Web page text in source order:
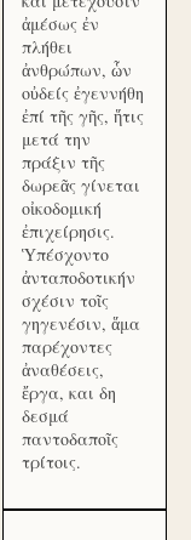
ἀμέσως ἐν
πλήθει
ἀνθρώπων, ὧν
οὐδείς ἐγεννήθη
ἐπί τῆς γῆς, ἥτις
μετά την
πράξιν τῆς
δωρεᾶς γίνεται
οἰκοδομική
ἐπιχείρησις.
Ὑπέσχοντο
ἀνταποδοτικήν
σχέσιν τοῖς
γηγενέσιν, ἅμα
παρέχοντες
ἀναθέσεις,
ἔργα, και δη
δεσμά
παντοδαποῖς
τρίτοις.